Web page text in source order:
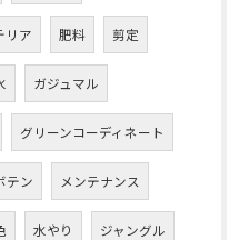
リア 肥料 剪定
ガジュマル
グリーンコーディネート
テン メンテナンス
水やり ジャングル